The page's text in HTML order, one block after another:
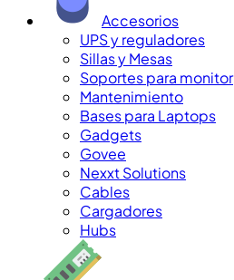
Accesorios
UPS y reguladores
Sillas y Mesas
Soportes para monitor
Mantenimiento
Bases para Laptops
Gadgets
Govee
Nexxt Solutions
Cables
Cargadores
Hubs